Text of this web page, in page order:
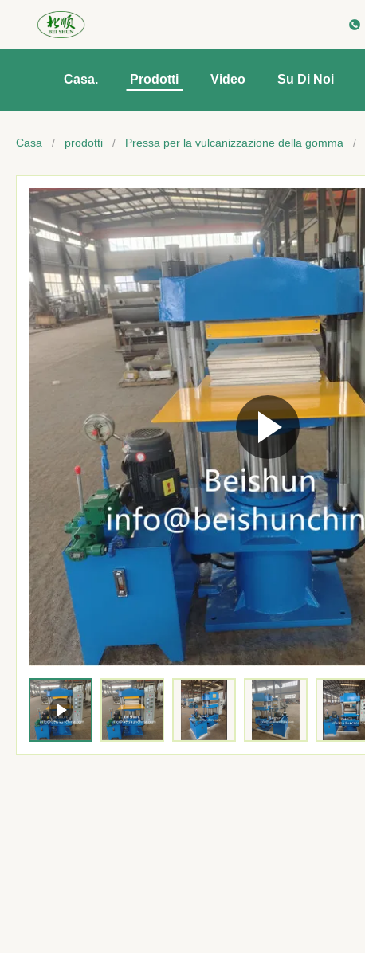
Casa. Prodotti Video Su Di Noi
Casa / prodotti / Pressa per la vulcanizzazione della gomma /